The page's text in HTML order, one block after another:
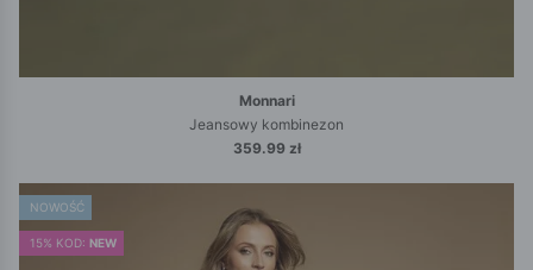
Monnari
Jeansowy kombinezon
359.99 zł
NOWOŚĆ
15% KOD: NEW